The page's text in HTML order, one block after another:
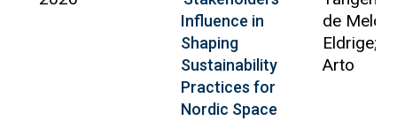
Influence in
Shaping
Sustainability
Practices for
Nordic Space
de Melo,
Eldrige;
Arto